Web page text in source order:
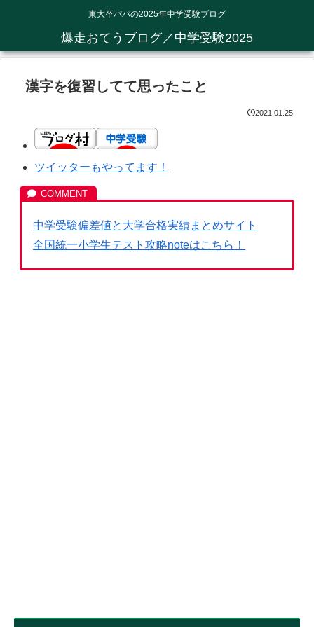
東大卒パパの2025年中学受験ブログ
爆走おてうブログ／中学受験2025
漢字を復習してて思ったこと
2021.01.25
ツイッターもやってます！
中学受験偏差値と大学合格実績まとめサイト
全国統一小学生テスト攻略noteはこちら！